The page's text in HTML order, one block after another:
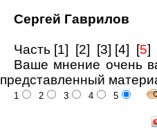
Сергей Гаврилов
Часть [1] [2] [3] [4] [5]
Ваше мнение очень
представленный
1 2 3 4 5